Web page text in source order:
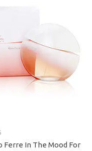
Ferre In The Mood For